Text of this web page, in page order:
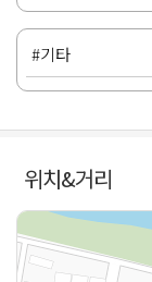
#기타
위치&거리